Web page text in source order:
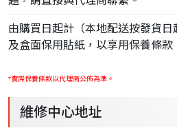
由購買日起計（本地配送按發貨
及盒面保用貼紙，以享用保養條款
*實際保養條款以代理商公佈為準。
維修中心地址